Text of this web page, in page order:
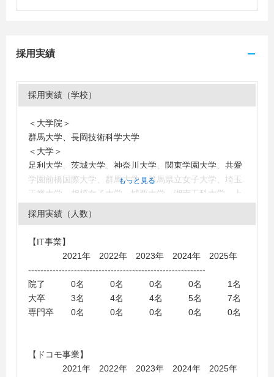
採用実績
採用実績（学校）
＜大学院＞
群馬大学、長岡技術科学大学
＜大学＞
足利大学、茨城大学、神奈川大学、関東学園大学、共愛
学園前橋国際大学、群馬大学、群馬県立女子大学、埼玉
工業大学、相模女子大学、城西大学、湘南工科大学、上
武大学、専修大学、大東文化大学、高崎経済大学、高崎
健康福祉大学、高崎商科大学、玉川大学、帝京大学、東
海大学、東京国際大学、東京情報大学、東京電機大学、
学、立教大学、立正大学
＜短大・高専・専門学校＞
東日本デザイン＆コンピュータ専門学校、中央情報大学
校、日本外国語専門学校
もっと見る
採用実績（人数）
【IT事業】
2021年 2022年 2023年 2024年 2025年
----------------------------------------------------------
院了 0名 0名 0名 0名 1名
大卒 3名 4名 4名 5名 7名
専門卒 0名 0名 0名 0名 0名
【ドコモ事業】
2021年 2022年 2023年 2024年 2025年